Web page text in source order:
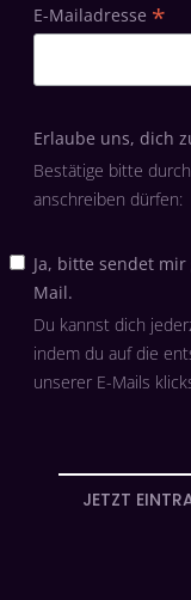
E-Mailadresse *
Erlaube uns, dich
Bestätige bitte
anschreiben dürfen:
Ja, bitte sendet
Mail.
Du kannst dich
indem du auf die
unserer E-Mails
JETZT